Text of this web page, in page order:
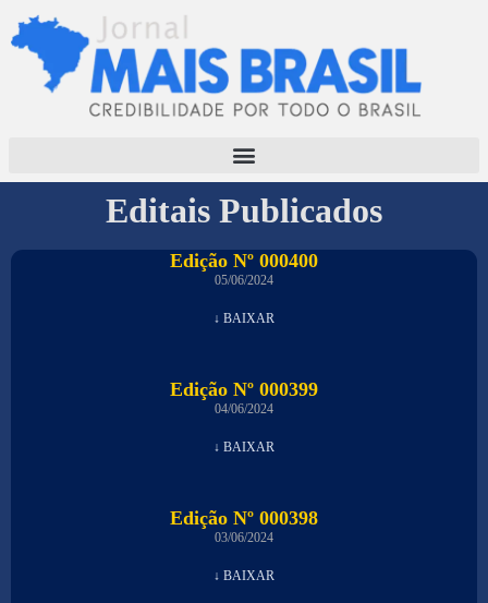
Editais Publicados
Edição Nº 000400
05/06/2024
↓ BAIXAR
Edição Nº 000399
04/06/2024
↓ BAIXAR
Edição Nº 000398
03/06/2024
↓ BAIXAR